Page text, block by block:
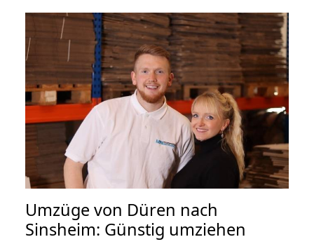
Umzüge von Düren nach
Sinsheim: Günstig umziehen